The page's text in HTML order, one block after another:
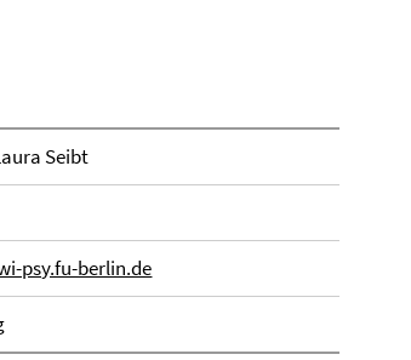
Seibt
psy.fu-berlin.de